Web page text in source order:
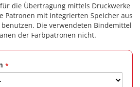
die Übertragung mittels Druckwerke
Patronen mit integrierten Speicher aus
benutzen. Die verwendeten Bindemittel
der Farbpatronen nicht.